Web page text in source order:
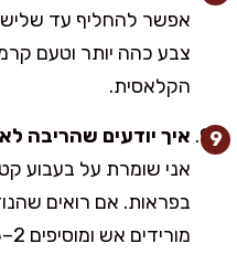
אפשר להחליף עד שליש
צבע כהה יותר וטעם
הקלאסית.
איך יודעים שהריבה
אני שומרת על בעבוע
בפראות. אם רואים
מורידים אש ומוסיפים 2–3 כפות מים.